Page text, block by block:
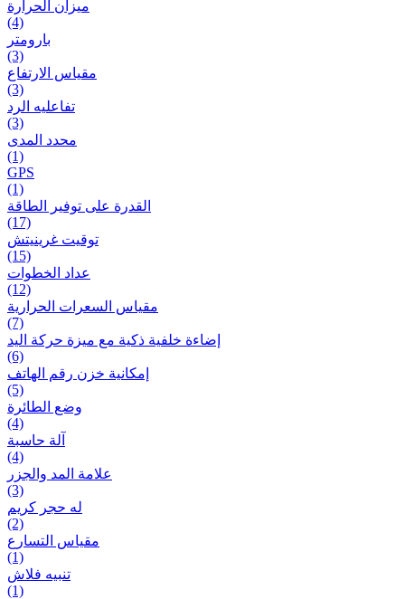
ميزان الحرارة
(4)
بارومتر
(3)
مقياس الارتفاع
(3)
تفاعلیه الرد
(3)
محدد المدى
(1)
GPS
(1)
القدرة على توفير الطاقة
(17)
توقيت غرينيتش
(15)
عداد الخطوات
(12)
مقیاس السعرات الحرارية
(7)
إضاءة خلفية ذكية مع ميزة حرکة اليد
(6)
إمكانية خزن رقم الهاتف
(5)
وضع الطائرة
(4)
آلة حاسبة
(4)
علامة المد والجزر
(3)
له حجر كريم
(2)
مقياس التسارع
(1)
تنبيه فلاش
(1)